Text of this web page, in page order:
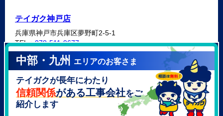
テイガク神戸店
兵庫県神戸市兵庫区夢野町2-5-1
TEL：078-511-9677
テイガク泉北・泉南店
大阪府泉北郡忠岡町高月南3-14
TEL：072-521-2637
中部・九州 エリアのお客さま
テイガクが長年にわたり
信頼関係がある工事会社をご
紹介します